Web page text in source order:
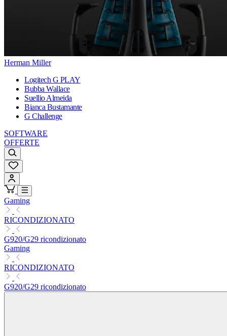
Herman Miller
Logitech G PLAY
Bubba Wallace
Suellio Almeida
Bianca Bustamante
G Challenge
SOFTWARE
OFFERTE
Gaming
RICONDIZIONATO
G920/G29 ricondizionato
Gaming
RICONDIZIONATO
G920/G29 ricondizionato